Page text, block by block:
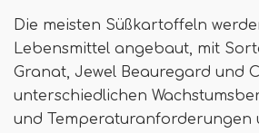
Die meisten Süßkartoffeln
Lebensmittel angebaut, mit
Granat, Jewel Beauregard und
unterschiedlichen
und Temperaturanforderungen